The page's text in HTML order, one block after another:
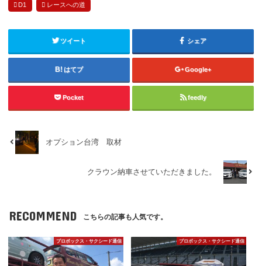
D1 レースへの道
ツイート シェア
はてブ Google+
Pocket feedly
オプション台湾 取材
クラウン納車させていただきました。
RECOMMEND こちらの記事も人気です。
プロボックス・サクシード通信 プロボックス・サクシード通信